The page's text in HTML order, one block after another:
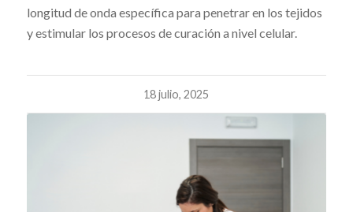
longitud de onda específica para penetrar en los tejidos
y estimular los procesos de curación a nivel celular.
18 julio, 2025